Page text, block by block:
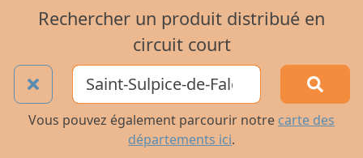
Rechercher un produit distribué en
circuit court
Vous pouvez également parcourir notre carte des
départements ici.